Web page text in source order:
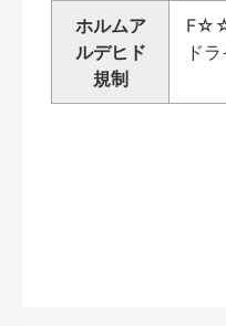
ホルムア
ルデヒド
規制
ド